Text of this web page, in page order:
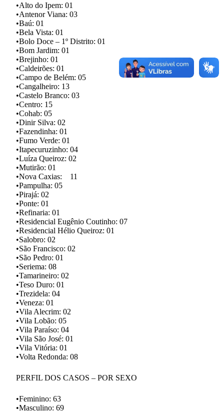
•Alto do Ipem: 01
•Antenor Viana: 03
•Baú: 01
•Bela Vista: 01
•Bolo Doce – 1º Distrito: 01
•Bom Jardim: 01
•Brejinho: 01
•Caldeirões: 01
•Campo de Belém: 05
•Cangalheiro: 13
•Castelo Branco: 03
•Centro: 15
•Cohab: 05
•Dinir Silva: 02
•Fazendinha: 01
•Fumo Verde: 01
•Itapecuruzinho: 04
•Luíza Queiroz: 02
•Mutirão: 01
•Nova Caxias: 11
•Pampulha: 05
•Pirajá: 02
•Ponte: 01
•Refinaria: 01
•Residencial Eugênio Coutinho: 07
•Residencial Hélio Queiroz: 01
•Salobro: 02
•São Francisco: 02
•São Pedro: 01
•Seriema: 08
•Tamarineiro: 02
•Teso Duro: 01
•Trezidela: 04
•Veneza: 01
•Vila Alecrim: 02
•Vila Lobão: 05
•Vila Paraíso: 04
•Vila São José: 01
•Vila Vitória: 01
•Volta Redonda: 08
PERFIL DOS CASOS – POR SEXO
•Feminino: 63
•Masculino: 69